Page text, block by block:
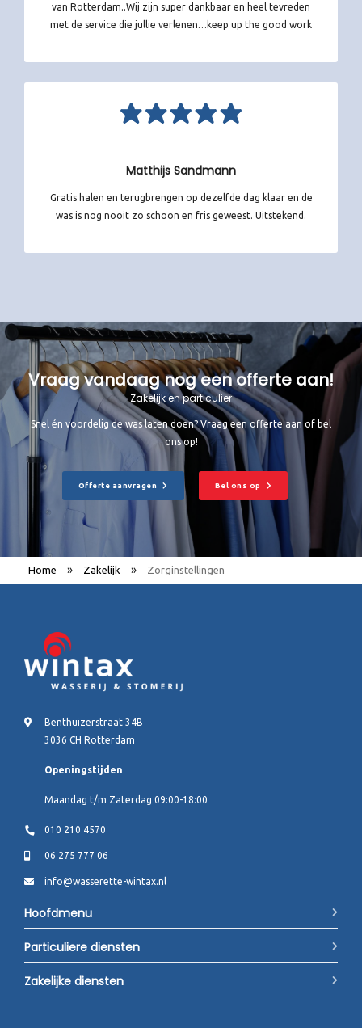
van Rotterdam..Wij zijn super dankbaar en heel tevreden
met de service die jullie verlenen…keep up the good work
Matthijs Sandmann
Gratis halen en terugbrengen op dezelfde dag klaar en de
was is nog nooit zo schoon en fris geweest. Uitstekend.
Vraag vandaag nog een offerte aan!
Zakelijk en particulier
Snel én voordelig de was laten doen? Vraag een offerte aan of bel
ons op!
Offerte aanvragen Bel ons op
Home » Zakelijk » Zorginstellingen
Benthuizerstraat 34B
3036 CH Rotterdam
Openingstijden
Maandag t/m Zaterdag 09:00-18:00
010 210 4570
06 275 777 06
info@wasserette-wintax.nl
Hoofdmenu
Particuliere diensten
Zakelijke diensten